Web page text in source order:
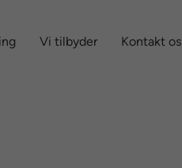
Vi tilbyder Kontakt os